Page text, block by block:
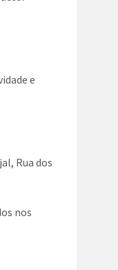
e
Rua dos
nos